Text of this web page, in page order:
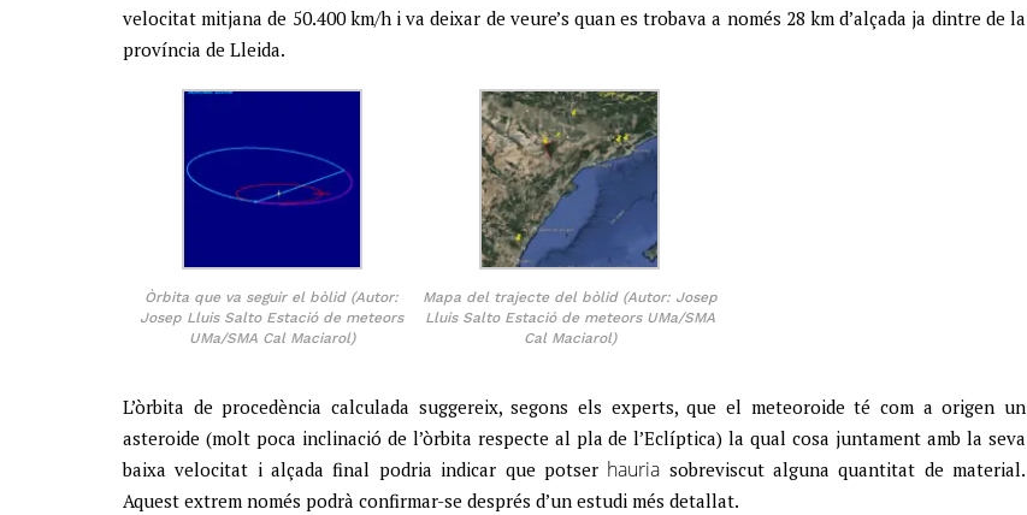
velocitat mitjana de 50.400 km/h i va deixar de veure’s quan es trobava a només 28 km d’alçada ja dintre de la
província de Lleida.
Òrbita que va seguir el bòlid (Autor:
Josep Lluis Salto Estació de meteors
UMa/SMA Cal Maciarol)
Mapa del trajecte del bòlid (Autor: Josep
Lluis Salto Estació de meteors UMa/SMA
Cal Maciarol)
L’òrbita de procedència calculada suggereix, segons els experts, que el meteoroide té com a origen un
asteroide (molt poca inclinació de l’òrbita respecte al pla de l’Eclíptica) la qual cosa juntament amb la seva
baixa velocitat i alçada final podria indicar que potser hauria sobreviscut alguna quantitat de material.
Aquest extrem només podrà confirmar-se després d’un estudi més detallat.